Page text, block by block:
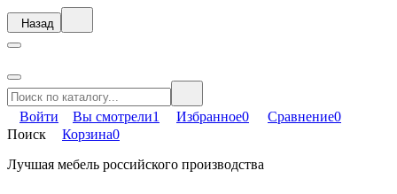
Назад
Войти Вы смотрели1 Избранное0 Сравнение0
Поиск
Корзина0
Лучшая мебель российского производства